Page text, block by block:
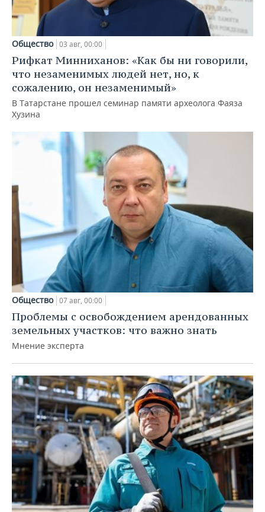
Общество 03 авг, 00:00
Рифкат Минниханов: «Как бы ни говорили,
что незаменимых людей нет, но, к
сожалению, он незаменимый»
В Татарстане прошел семинар памяти археолога Фаяза
Хузина
Общество 07 авг, 00:00
Проблемы с освобождением арендованных
земельных участков: что важно знать
Мнение эксперта